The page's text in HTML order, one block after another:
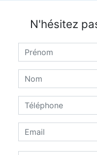
N'hésitez